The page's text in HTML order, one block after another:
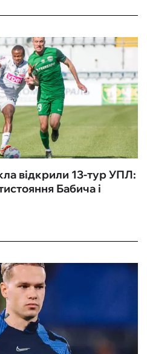
відкрили 13-тур УПЛ:
Бабича і